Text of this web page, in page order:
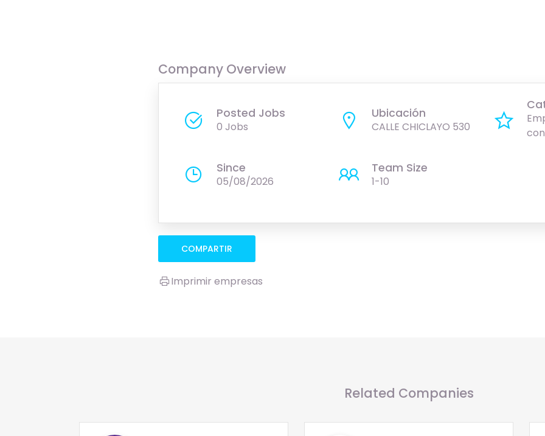
Company Overview
Posted Jobs
0 Jobs
Ubicación
CALLE CHICLAYO 530
Since
05/08/2026
Team Size
1-10
COMPARTIR
Imprimir empresas
Related Companies